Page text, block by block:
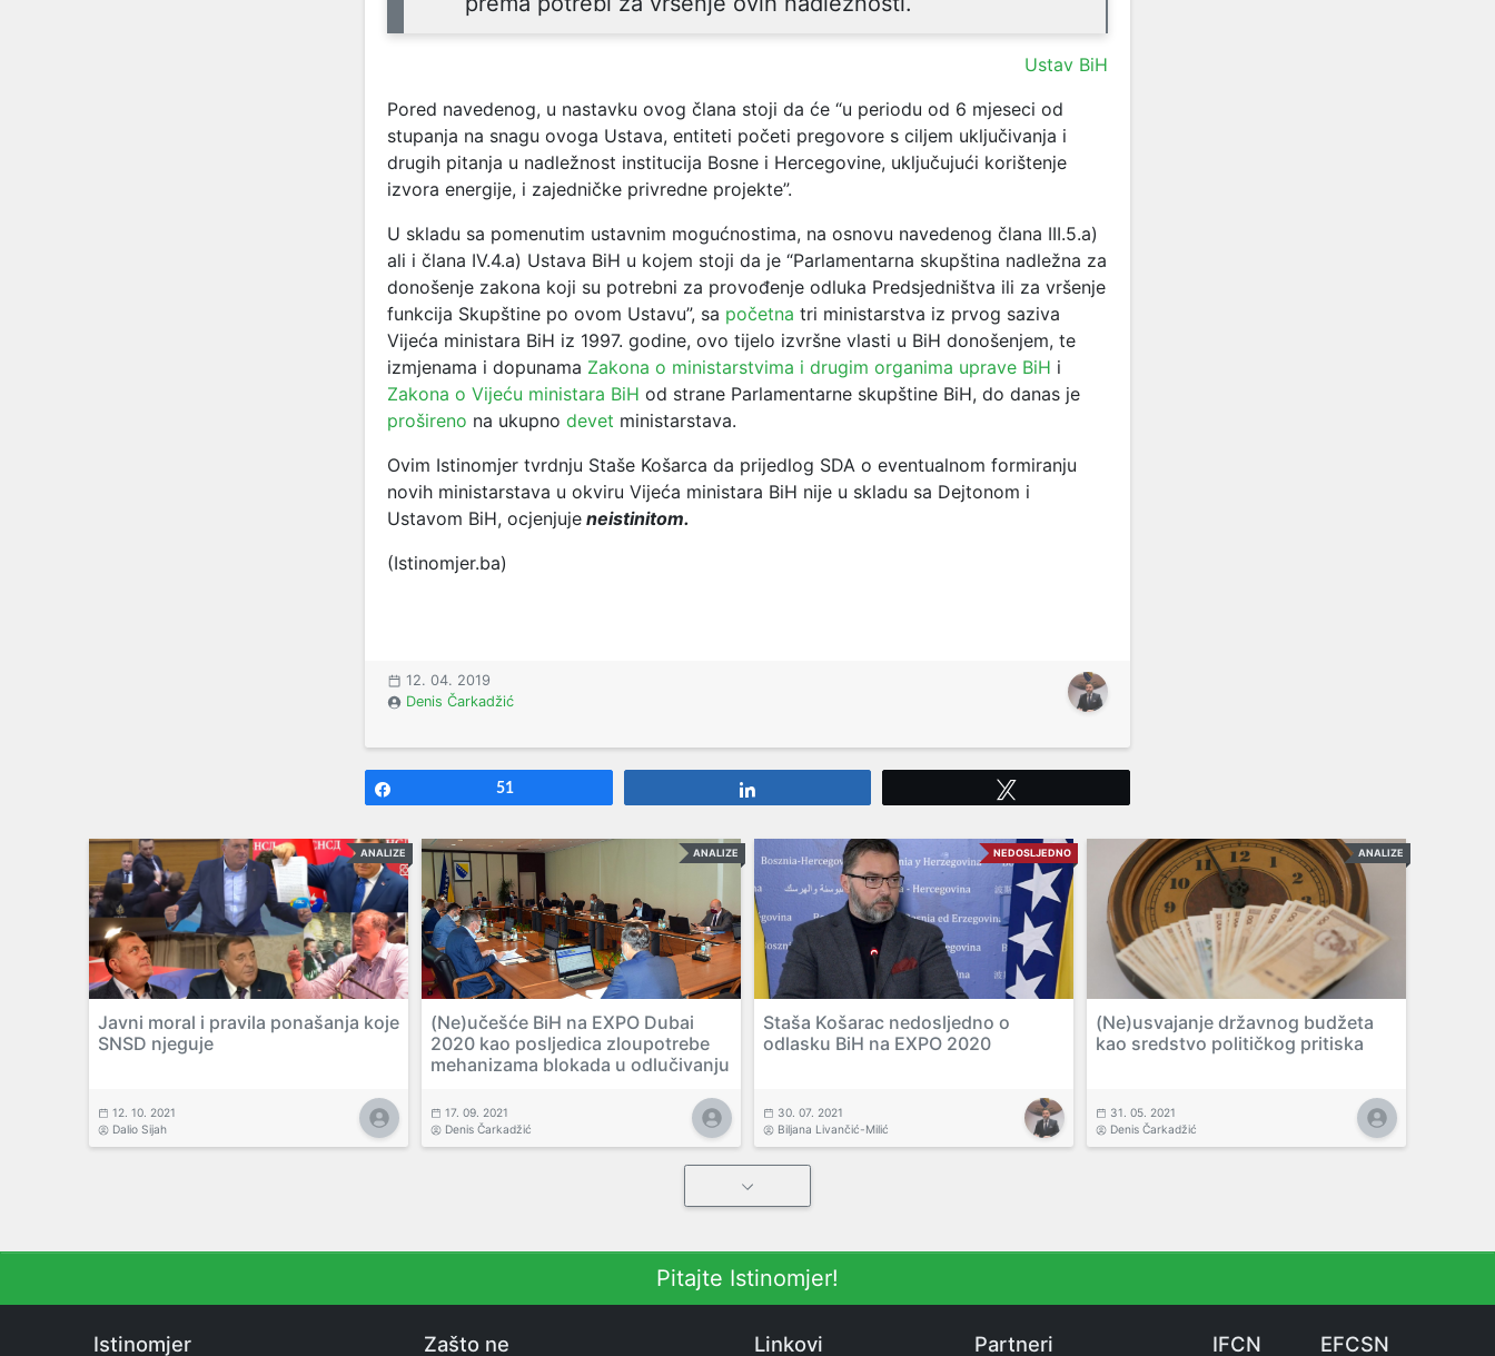
Ustav BiH
Pored navedenog, u nastavku ovog člana stoji da će “u periodu od 6 mjeseci od
stupanja na snagu ovoga Ustava, entiteti početi pregovore s ciljem uključivanja i
drugih pitanja u nadležnost institucija Bosne i Hercegovine, uključujući korištenje
izvora energije, i zajedničke privredne projekte”.
U skladu sa pomenutim ustavnim mogućnostima, na osnovu navedenog člana III.5.a)
ali i člana IV.4.a) Ustava BiH u kojem stoji da je “Parlamentarna skupština nadležna za
donošenje zakona koji su potrebni za provođenje odluka Predsjedništva ili za vršenje
funkcija Skupštine po ovom Ustavu”, sa početna tri ministarstva iz prvog saziva
Vijeća ministara BiH iz 1997. godine, ovo tijelo izvršne vlasti u BiH donošenjem, te
izmjenama i dopunama Zakona o ministarstvima i drugim organima uprave BiH i
Zakona o Vijeću ministara BiH od strane Parlamentarne skupštine BiH, do danas je
prošireno na ukupno devet ministarstava.
Ovim Istinomjer tvrdnju Staše Košarca da prijedlog SDA o eventualnom formiranju
novih ministarstava u okviru Vijeća ministara BiH nije u skladu sa Dejtonom i
Ustavom BiH, ocjenjuje neistinitom.
(Istinomjer.ba)
12. 04. 2019
Denis Čarkadžić
51
ANALIZE
Javni moral i pravila ponašanja koje
SNSD njeguje
12. 10. 2021
Dalio Sijah
ANALIZE
(Ne)učešće BiH na EXPO Dubai
2020 kao posljedica zloupotrebe
mehanizama blokada u odlučivanju
17. 09. 2021
Denis Čarkadžić
NEDOSLJEDNO
Staša Košarac nedosljedno o
odlasku BiH na EXPO 2020
30. 07. 2021
Biljana Livančić-Milić
ANALIZE
(Ne)usvajanje državnog budžeta
kao sredstvo političkog pritiska
31. 05. 2021
Denis Čarkadžić
Pitajte Istinomjer!
Istinomjer Zašto ne Linkovi Partneri IFCN EFCSN